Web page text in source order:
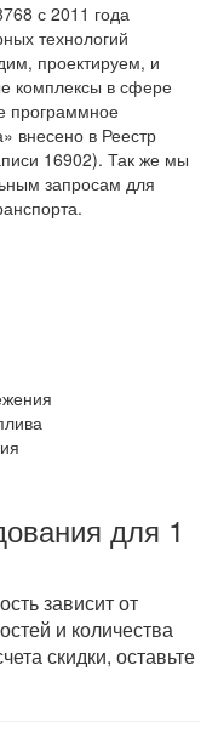
с 2011 года
технологий
проектируем, и
комплексы в сфере
программное
внесено в Реестр
16902). Так же мы
запросам для
для 1
зависит от
и количества
скидки, оставьте